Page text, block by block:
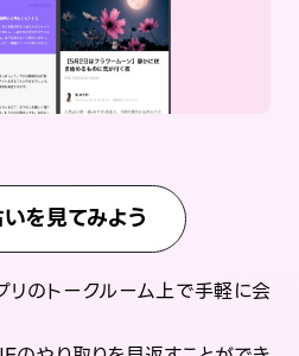
を見てみよう
リのトークルーム上で手軽に会